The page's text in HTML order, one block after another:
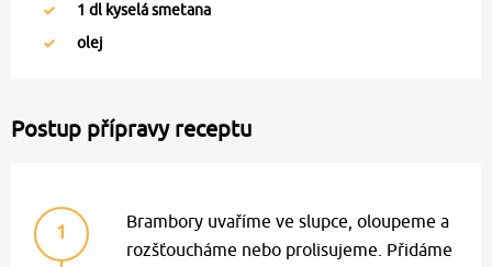
1 dl kyselá smetana
olej
Postup přípravy receptu
1
Brambory uvaříme ve slupce, oloupeme a
rozšťoucháme nebo prolisujeme. Přidáme